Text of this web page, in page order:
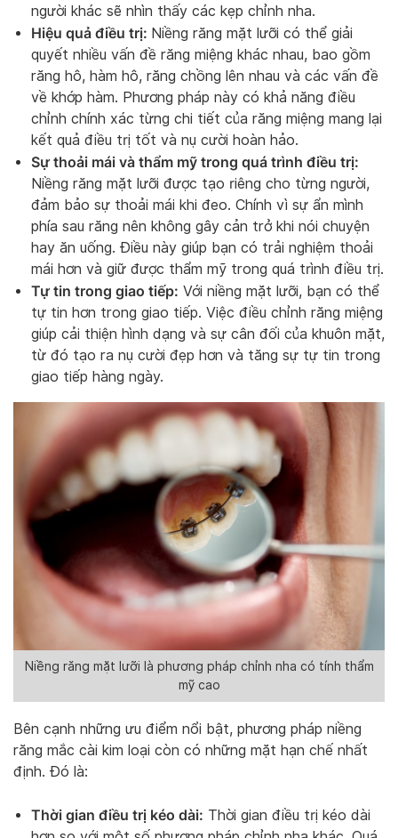
người khác sẽ nhìn thấy các kẹp chỉnh nha.
Hiệu quả điều trị: Niềng răng mặt lưỡi có thể giải
quyết nhiều vấn đề răng miệng khác nhau, bao gồm
răng hô, hàm hô, răng chồng lên nhau và các vấn đề
về khớp hàm. Phương pháp này có khả năng điều
chỉnh chính xác từng chi tiết của răng miệng mang lại
kết quả điều trị tốt và nụ cười hoàn hảo.
Sự thoải mái và thẩm mỹ trong quá trình điều trị:
Niềng răng mặt lưỡi được tạo riêng cho từng người,
đảm bảo sự thoải mái khi đeo. Chính vì sự ẩn mình
phía sau răng nên không gây cản trở khi nói chuyện
hay ăn uống. Điều này giúp bạn có trải nghiệm thoải
mái hơn và giữ được thẩm mỹ trong quá trình điều trị.
Tự tin trong giao tiếp: Với niềng mặt lưỡi, bạn có thể
tự tin hơn trong giao tiếp. Việc điều chỉnh răng miệng
giúp cải thiện hình dạng và sự cân đối của khuôn mặt,
từ đó tạo ra nụ cười đẹp hơn và tăng sự tự tin trong
giao tiếp hàng ngày.
Niềng răng mặt lưỡi là phương pháp chỉnh nha có tính thẩm
mỹ cao
Bên cạnh những ưu điểm nổi bật, phương pháp niềng
răng mắc cài kim loại còn có những mặt hạn chế nhất
định. Đó là:
Thời gian điều trị kéo dài: Thời gian điều trị kéo dài